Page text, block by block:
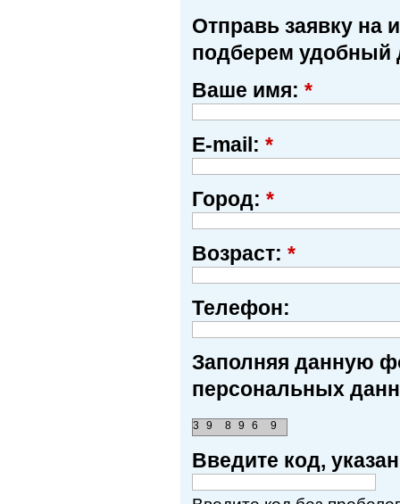
Отправь заявку на
подберем удобный
Ваше имя: *
E-mail: *
Город: *
Возраст: *
Телефон:
Заполняя данную
персональных
8 9
9 6
3 9
Введите код,